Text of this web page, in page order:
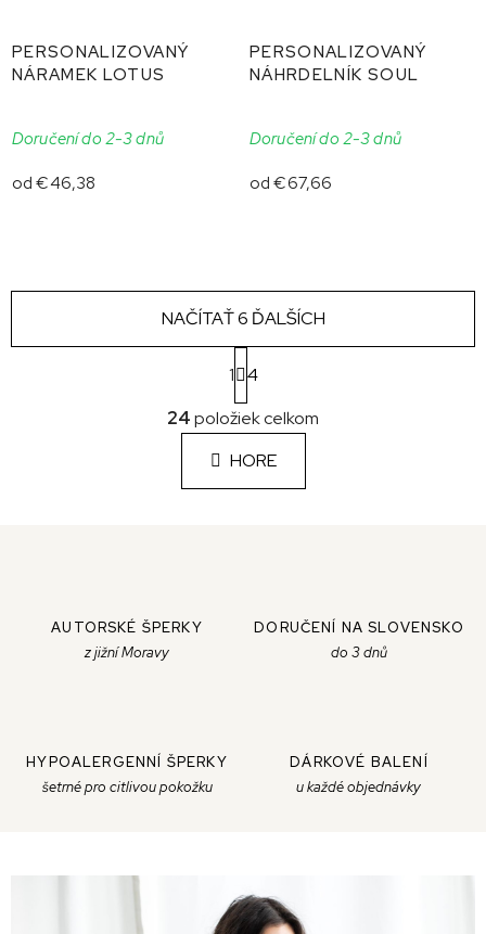
PERSONALIZOVANÝ
NÁRAMEK LOTUS
Doručení do 2-3 dnů
od €46,38
PERSONALIZOVANÝ
NÁHRDELNÍK SOUL
Doručení do 2-3 dnů
od €67,66
O
v
l
á
s
NAČÍTAŤ 6 ĎALŠÍCH
t
r
á
n
k
1
4
24položiek celkom
HORE
AUTORSKÉ ŠPERKY
z jižní Moravy
DORUČENÍ NA SLOVENSKO
do 3 dnů
HYPOALERGENNÍ ŠPERKY
šetrné pro citlivou pokožku
DÁRKOVÉ BALENÍ
u každé objednávky